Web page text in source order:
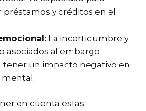
préstamos y créditos en el
La incertidumbre y
asociados al embargo
tener un impacto negativo en
mental.
en cuenta estas